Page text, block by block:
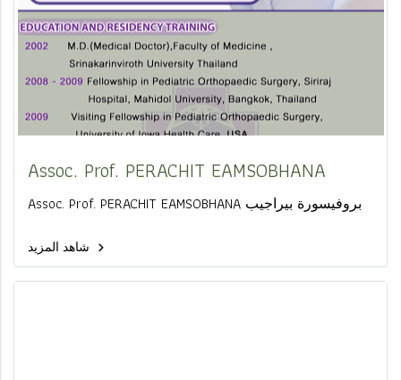
Assoc. Prof. PERACHIT EAMSOBHANA
Assoc. Prof. PERACHIT EAMSOBHANA بروفيسورة بيراجيب